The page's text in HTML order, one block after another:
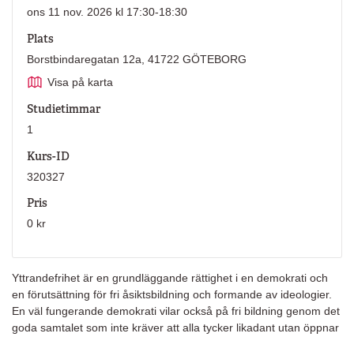
Yttrandefrihet är en grundläggande rättighet i en demokrati och
en förutsättning för fri åsiktsbildning och formande av ideologier.
En väl fungerande demokrati vilar också på fri bildning genom det
goda samtalet som inte kräver att alla tycker likadant utan öppnar
ons 11 nov. 2026 kl 17:30-18:30
Plats
Borstbindaregatan 12a, 41722 GÖTEBORG
Visa på karta
Studietimmar
1
Kurs-ID
320327
Pris
0 kr